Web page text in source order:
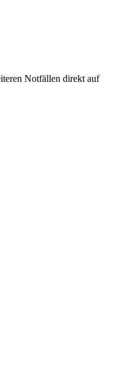
Notfällen direkt auf